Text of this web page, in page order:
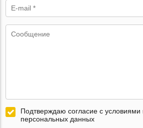
Подтверждаю согласие с условиями
персональных данных